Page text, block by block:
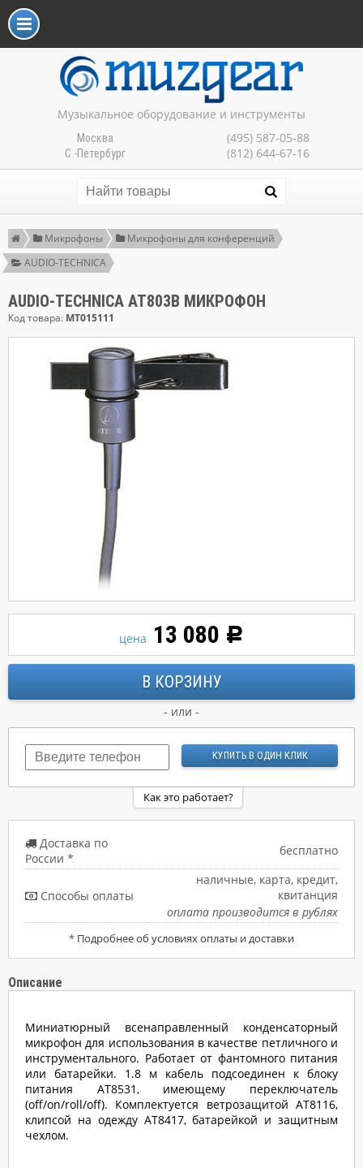
Музыкальное оборудование и инструменты
Москва (495) 587-05-88
С.-Петербург (812) 644-67-16
Микрофоны
Микрофоны для конференций
AUDIO-TECHNICA
AUDIO-TECHNICA AT803B МИКРОФОН
Код товара: MT015111
цена 13 080 Р
- или -
Как это работает?
Доставка по
России *
бесплатно
Способы оплаты
наличные, карта, кредит,
квитанция
оплата производится в рублях
* Подробнее об условиях оплаты и доставки
Описание
Миниатюрный всенаправленный конденсаторный
микрофон для использования в качестве петличного и
инструментального. Работает от фантомного питания
или батарейки. 1.8 м кабель подсоединен к блоку
питания AT8531, имеющему переключатель
(off/on/roll/off). Комплектуется ветрозащитой AT8116,
клипсой на одежду AT8417, батарейкой и защитным
чехлом.